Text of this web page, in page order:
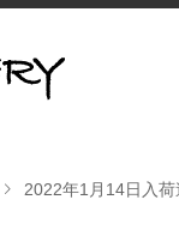
2022年1月14日入荷